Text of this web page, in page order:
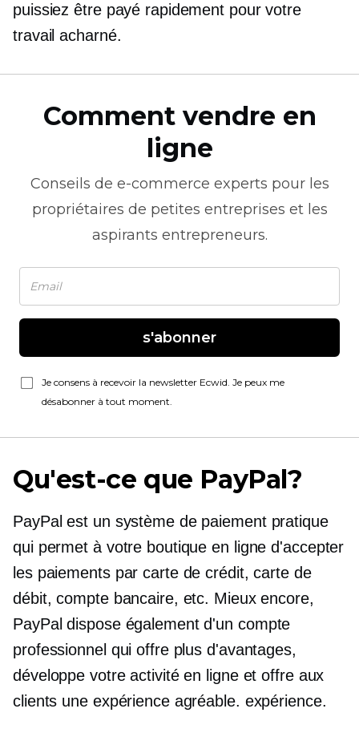
puissiez être payé rapidement pour votre
travail acharné.
Comment vendre en
ligne
Conseils de e-commerce experts pour les
propriétaires de petites entreprises et les
aspirants entrepreneurs.
s'abonner
Je consens à recevoir la newsletter Ecwid. Je peux me
désabonner à tout moment.
Qu'est-ce que PayPal?
PayPal est un système de paiement pratique
qui permet à votre boutique en ligne d'accepter
les paiements par carte de crédit, carte de
débit, compte bancaire, etc. Mieux encore,
PayPal dispose également d'un compte
professionnel qui offre plus d'avantages,
développe votre activité en ligne et offre aux
clients une expérience agréable. expérience.